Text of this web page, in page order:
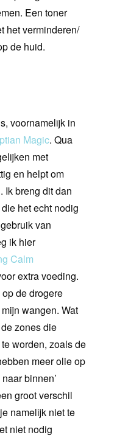
Een toner
het verminderen/
de huid.
voornamelijk in
Magic. Qua
met
en helpt om
Ik breng dit dan
het echt nodig
van
ik hier
Calm
extra voeding.
de drogere
wangen. Wat
zones die
worden, zoals de
meer olie op
binnen’
groot verschil
namelijk niet te
niet nodig